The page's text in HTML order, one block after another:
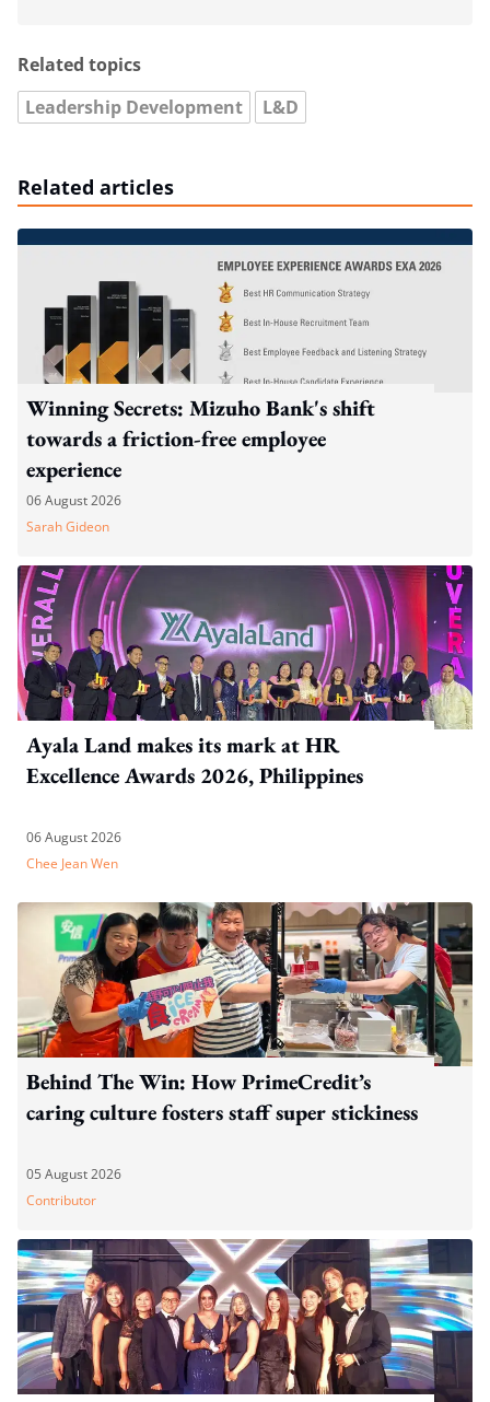
Related topics
Leadership Development
L&D
Related articles
Winning Secrets: Mizuho Bank's shift
towards a friction-free employee
experience
06 August 2026
Sarah Gideon
Ayala Land makes its mark at HR
Excellence Awards 2026, Philippines
06 August 2026
Chee Jean Wen
Behind The Win: How PrimeCredit’s
caring culture fosters staff super stickiness
05 August 2026
Contributor